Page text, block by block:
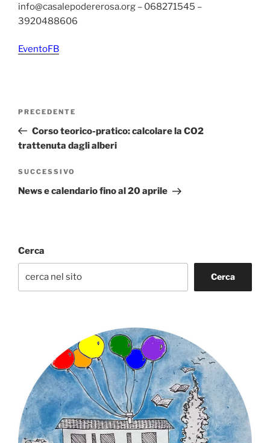
info@casalepodererosa.org – 068271545 –
3920488606
EventoFB
Articolo
precedente:
PRECEDENTE
Corso teorico-pratico: calcolare la CO2
trattenuta dagli alberi
Articolo
successivo
SUCCESSIVO
News e calendario fino al 20 aprile
Cerca
Cerca